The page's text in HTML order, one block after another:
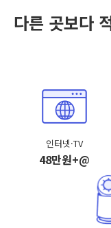
다른 곳보다
인터넷·TV
48만원+@